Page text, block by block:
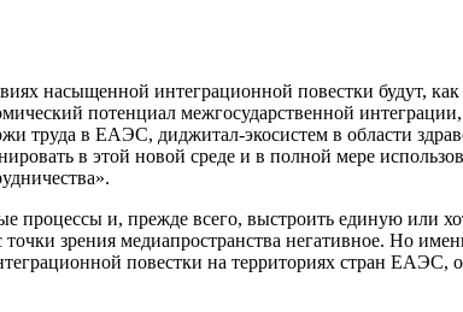
насыщенной интеграционной повестки будут,
потенциал межгосударственной
в ЕАЭС, диджитал-экосистем в области
в этой новой среде и в полной мере
и, прежде всего, выстроить единую или
зрения медиапространства негативное. Но
повестки на территориях стран